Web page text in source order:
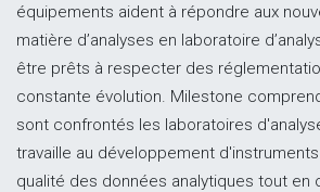
équipements aident à répondre aux
matière d’analyses en laboratoire
être prêts à respecter des
constante évolution. Milestone
sont confrontés les laboratoires
travaille au développement
qualité des données analytiques tout en